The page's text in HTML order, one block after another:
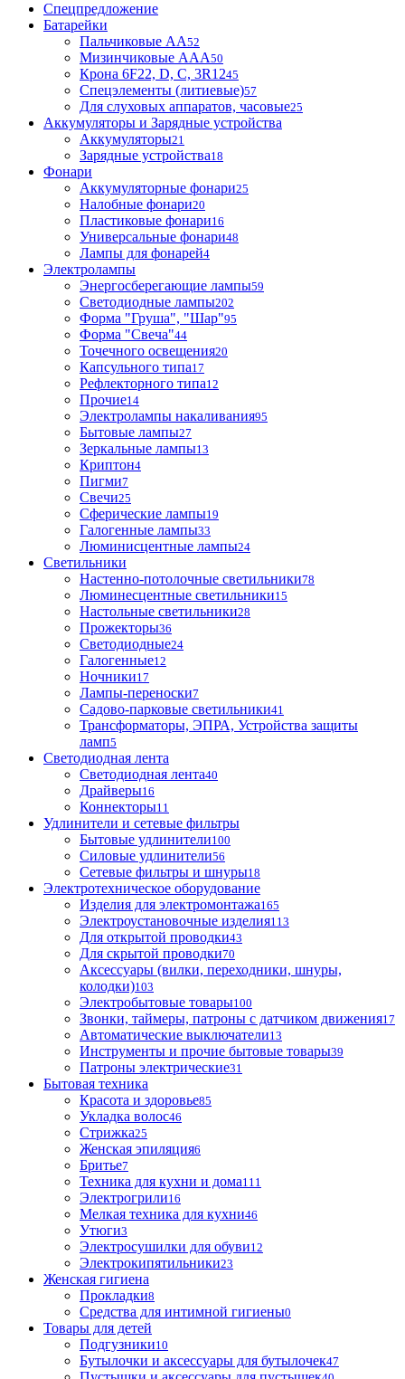
Спецпредложение
Батарейки
Пальчиковые АА52
Мизинчиковые ААА50
Крона 6F22, D, C, 3R1245
Спецэлементы (литиевые)57
Для слуховых аппаратов, часовые25
Аккумуляторы и Зарядные устройства
Аккумуляторы21
Зарядные устройства18
Фонари
Аккумуляторные фонари25
Налобные фонари20
Пластиковые фонари16
Универсальные фонари48
Лампы для фонарей4
Электролампы
Энергосберегающие лампы59
Светодиодные лампы202
Форма "Груша", "Шар"95
Форма "Свеча"44
Точечного освещения20
Капсульного типа17
Рефлекторного типа12
Прочие14
Электролампы накаливания95
Бытовые лампы27
Зеркальные лампы13
Криптон4
Пигми7
Свечи25
Сферические лампы19
Галогенные лампы33
Люминисцентные лампы24
Светильники
Настенно-потолочные светильники78
Люминесцентные светильники15
Настольные светильники28
Прожекторы36
Светодиодные24
Галогенные12
Ночники17
Лампы-переноски7
Садово-парковые светильники41
Трансформаторы, ЭПРА, Устройства защиты
ламп5
Светодиодная лента
Светодиодная лента40
Драйверы16
Коннекторы11
Удлинители и сетевые фильтры
Бытовые удлинители100
Силовые удлинители56
Сетевые фильтры и шнуры18
Электротехническое оборудование
Изделия для электромонтажа165
Электроустановочные изделия113
Для открытой проводки43
Для скрытой проводки70
Аксессуары (вилки, переходники, шнуры,
колодки)103
Электробытовые товары100
Звонки, таймеры, патроны с датчиком движения17
Автоматические выключатели13
Инструменты и прочие бытовые товары39
Патроны электрические31
Бытовая техника
Красота и здоровье85
Укладка волос46
Стрижка25
Женская эпиляция6
Бритье7
Техника для кухни и дома111
Электрогрили16
Мелкая техника для кухни46
Утюги3
Электросушилки для обуви12
Электрокипятильники23
Женская гигиена
Прокладки8
Средства для интимной гигиены0
Товары для детей
Подгузники10
Бутылочки и аксессуары для бутылочек47